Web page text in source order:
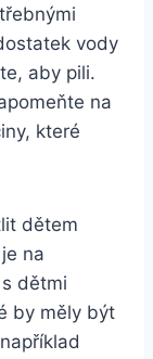
vody
aby pili.
na
které
dětem
na
dětmi
by měly být